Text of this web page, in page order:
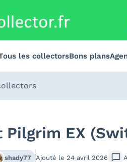
les collectorsBons plans
Pilgrim EX
shady77 Ajouté le 24 avril 2026